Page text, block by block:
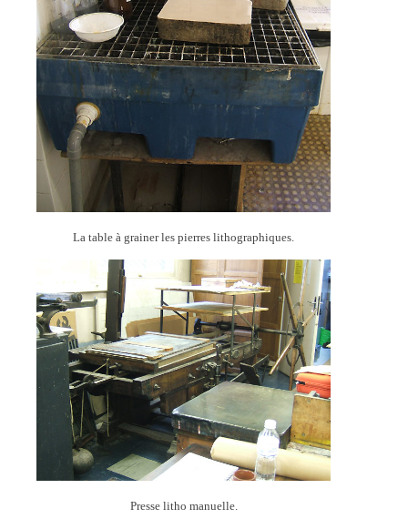
La table à grainer les pierres lithographiques.
Presse litho manuelle.